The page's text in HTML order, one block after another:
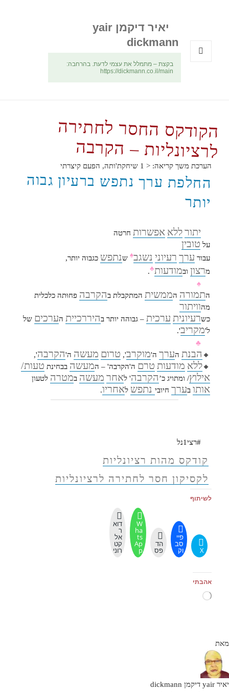
יאיר דיקמן yair
dickmann
בקצת – מתמלל את עצמי לדעת. בהרחבה:
https://dickmann.co.il/main
הקודקס החסר לחתירה
לרציונליות – הקרבה
הערכת משך קריאה: < 1 שיחקת'ותה, הפעם קיצרתי
החלפת ערך נתפש ברעיון גבוה
יותר
יתור ללא אפשרות חרטה
על טובין
עבור ערך רעיוני נשגב♠ שנתפש כגבוה יותר,
מרצון ובמודעות♣
.
♠
התמורה הממשית המתקבלת בהקרבה פחוּתה כלכלית
מהוויתור
כשרעיונית ערכית – גבוהה יותר בהיררכיית הערכים של
ל'מקריב'.
♣
🔸 הבנת הערך ה'מוקרב', טרום מעשה ה'הקרבה',
🔸ללא מודעות טרם ה'הקרבה' – המעשה בבחינת טעות/
אילוץ/ ומתויג כ’הקרבה' לאחר מעשה במטרה לטעון
אותו בערך חיובי נתפש לאחריו.
#רצי1נל
קודקס מהות רציונליות
לקסיקון חסר לחתירה לרציונליות
לשיתוף
X
פיי
סב
וק
הד
פס
W
ha
ts
Ap
p
דוא
ר
אל
קט
רוני
אהבתי
טוען...
מאת
יאיר yair דיקמן dickmann